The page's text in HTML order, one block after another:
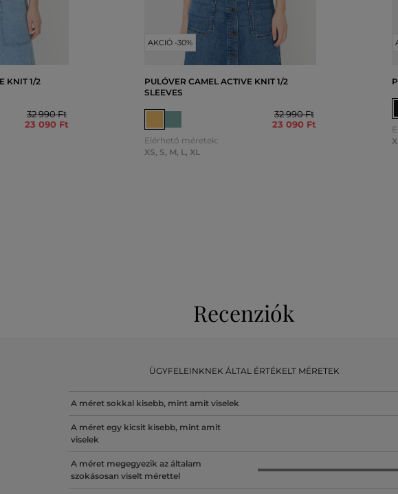
KNIT 1/2
32 990 Ft
23 090 Ft
AKCIÓ -30%
PULÓVER CAMEL ACTIVE KNIT 1/2
SLEEVES
32 990 Ft
23 090 Ft
Elérhető méretek:
XS, S, M, L, XL
Recenziók
ÜGYFELEINKNEK ÁLTAL ÉRTÉKELT MÉRETEK
A méret sokkal kisebb, mint amit viselek
A méret egy kicsit kisebb, mint amit
viselek
A méret megegyezik az általam
szokásosan viselt mérettel